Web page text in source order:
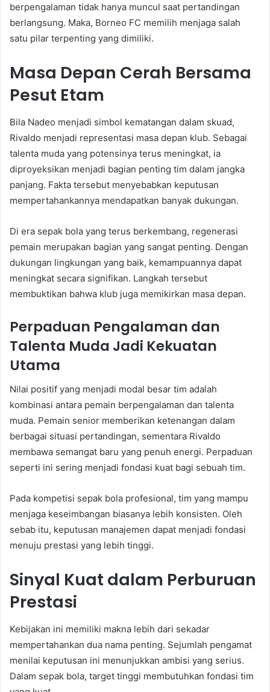
berpengalaman tidak hanya muncul saat pertandingan
berlangsung. Maka, Borneo FC memilih menjaga salah
satu pilar terpenting yang dimiliki.
Masa Depan Cerah Bersama
Pesut Etam
Bila Nadeo menjadi simbol kematangan dalam skuad,
Rivaldo menjadi representasi masa depan klub. Sebagai
talenta muda yang potensinya terus meningkat, ia
diproyeksikan menjadi bagian penting tim dalam jangka
panjang. Fakta tersebut menyebabkan keputusan
mempertahankannya mendapatkan banyak dukungan.
Di era sepak bola yang terus berkembang, regenerasi
pemain merupakan bagian yang sangat penting. Dengan
dukungan lingkungan yang baik, kemampuannya dapat
meningkat secara signifikan. Langkah tersebut
membuktikan bahwa klub juga memikirkan masa depan.
Perpaduan Pengalaman dan
Talenta Muda Jadi Kekuatan
Utama
Nilai positif yang menjadi modal besar tim adalah
kombinasi antara pemain berpengalaman dan talenta
muda. Pemain senior memberikan ketenangan dalam
berbagai situasi pertandingan, sementara Rivaldo
membawa semangat baru yang penuh energi. Perpaduan
seperti ini sering menjadi fondasi kuat bagi sebuah tim.
Pada kompetisi sepak bola profesional, tim yang mampu
menjaga keseimbangan biasanya lebih konsisten. Oleh
sebab itu, keputusan manajemen dapat menjadi fondasi
menuju prestasi yang lebih tinggi.
Sinyal Kuat dalam Perburuan
Prestasi
Kebijakan ini memiliki makna lebih dari sekadar
mempertahankan dua nama penting. Sejumlah pengamat
menilai keputusan ini menunjukkan ambisi yang serius.
Dalam sepak bola, target tinggi membutuhkan fondasi tim